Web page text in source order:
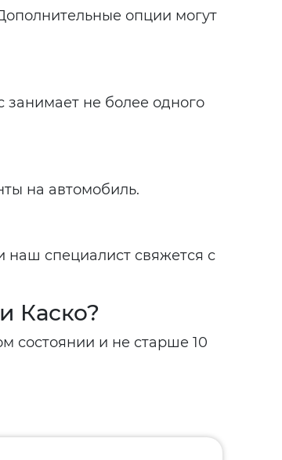
опции могут
не более одного
на автомобиль.
наш специалист свяжется с
Каско?
состоянии и не старше 10